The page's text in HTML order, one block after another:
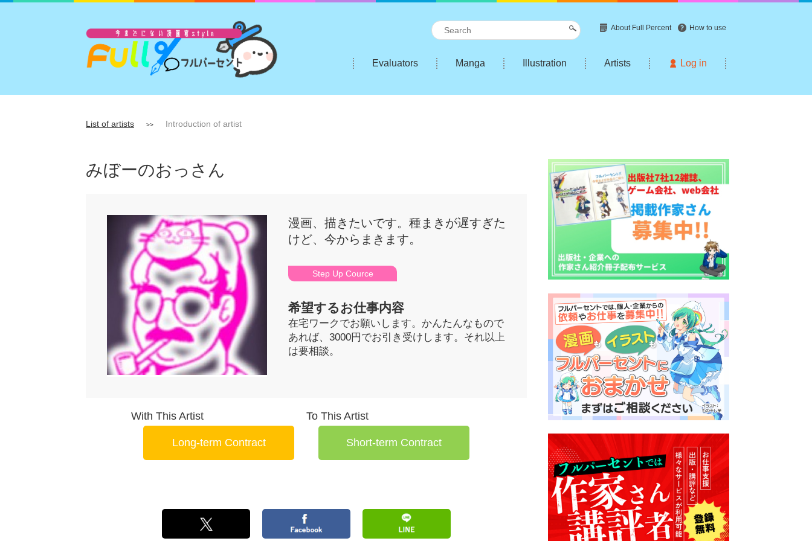
About Full Percent How to use
Evaluators Manga Illustration Artists Log in
List of artists >> Introduction of artist
みぼーのおっさん
漫画、描きたいです。種まきが遅すぎた
けど、今からまきます。
Step Up Cource
希望するお仕事内容
在宅ワークでお願いします。かんたんなもので
あれば、3000円でお引き受けします。それ以上
は要相談。
With This Artist To This Artist